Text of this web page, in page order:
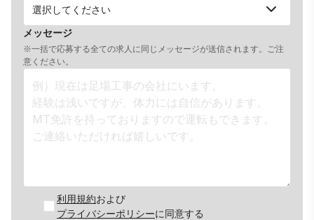
メッセージ
※一括で応募する全ての求人に同じメッセージが送信されます。ご注
意ください。
利用規約および
プライバシーポリシーに同意する